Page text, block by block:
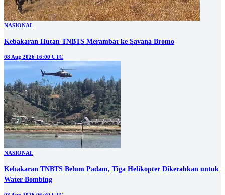
NASIONAL
Kebakaran Hutan TNBTS Merambat ke Savana Bromo
08 Aug 2026 16:00 UTC
NASIONAL
Kebakaran TNBTS Belum Padam, Tiga Helikopter Dikerahkan untuk
Water Bombing